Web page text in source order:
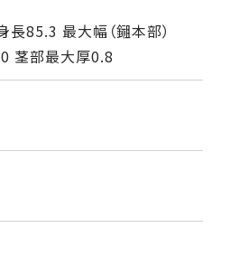
85.3 最大幅（鎺本部）
茎部最大厚0.8